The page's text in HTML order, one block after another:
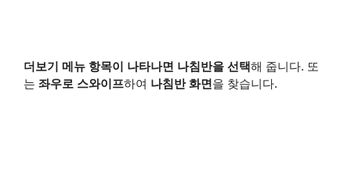
더보기 메뉴 항목이 나타나면 나침반을 선택해 줍니다. 또
는 좌우로 스와이프하여 나침반 화면을 찾습니다.